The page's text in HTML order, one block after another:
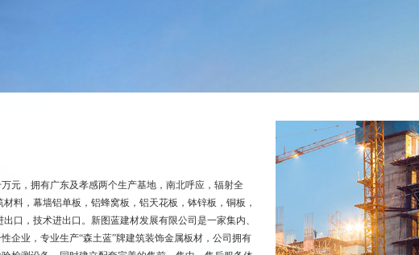
元，拥有广东及孝感两个生产基地，南北呼应，辐射全
料，幕墙铝单板，铝蜂窝板，铝天花板，钵锌板，铜板，
口，技术进出口。新图蓝建材发展有限公司是一家集内、
企业，专业生产“森土蓝”牌建筑装饰金属板材，公司拥有